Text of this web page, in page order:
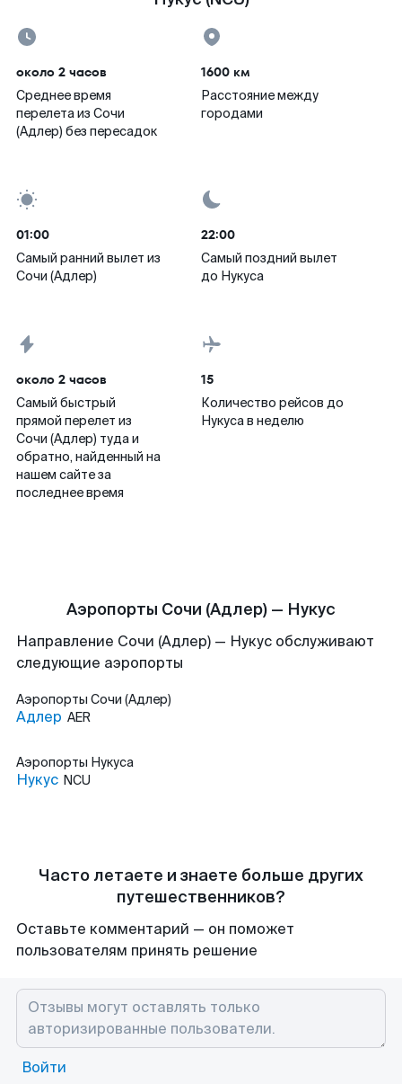
около 2 часов
Среднее время
перелета из Сочи
(Адлер) без пересадок
1600 км
Расстояние между
городами
01:00
Самый ранний вылет из
Сочи (Адлер)
22:00
Самый поздний вылет
до Нукуса
около 2 часов
Самый быстрый
прямой перелет из
Сочи (Адлер) туда и
обратно, найденный на
нашем сайте за
последнее время
15
Количество рейсов до
Нукуса в неделю
Аэропорты Сочи (Адлер) — Нукус
Направление Сочи (Адлер) — Нукус обслуживают
следующие аэропорты
Аэропорты Сочи (Адлер)
Адлер AER
Аэропорты Нукуса
Нукус NCU
Часто летаете и знаете больше других
путешественников?
Оставьте комментарий — он поможет
пользователям принять решение
Войти